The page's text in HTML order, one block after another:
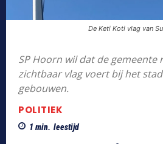
De Keti Koti vlag van
SP Hoorn wil dat de gemeente
zichtbaar vlag voert bij het
gebouwen.
POLITIEK
1 min. leestijd